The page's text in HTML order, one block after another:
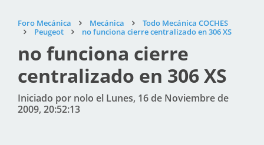
Foro Mecánica Mecánica
Todo Mecánica COCHES
Peugeot
no funciona cierre centralizado en 306 XS
no funciona cierre
centralizado en 306 XS
Iniciado por nolo el Lunes, 16 de Noviembre de
2009, 20:52:13